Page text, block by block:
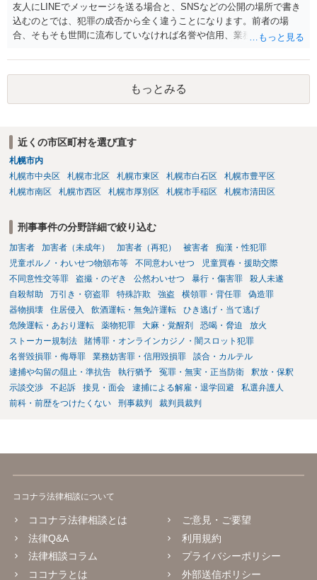
丈夫ですから，今後，同じような不安に襲われることがないように気
をつけてくださいね。それが一番大事です。
友人にLINEでメッセージを送る場合と、SNSなどの公開の場所で書き
込むのとでは、犯罪の成否から全く違うことになります。前者の場
合、そもそも世間に流布していなければ名誉や信用、業務にかかる犯
もっとみる
近くの市区町村を選び直す
札幌市内
札幌市中央区
札幌市北区 札幌市東区 札幌市白石区
札幌市豊平区
札幌市南区
札幌市西区 札幌市厚別区 札幌市手稲区 札幌市清田区
刑事事件の分野詳細で絞り込む
加害者 加害者（未成年） 加害者（再犯） 被害者
痴漢・性犯罪
児童ポルノ・わいせつ物頒布等
不同意わいせつ
児童買春・援助交際
不同意性交等罪
盗撮・のぞき 公然わいせつ 暴行・傷害罪
殺人未遂
自殺幇助
万引き・窃盗罪 特殊詐欺 強盗 横領罪・背任罪
偽造罪
器物損壊
住居侵入 飲酒運転・無免許運転
ひき逃げ・当て逃げ
危険運転・あおり運転
薬物犯罪 大麻・覚醒剤 恐喝・脅迫
放火
ストーカー規制法
賭博罪・オンラインカジノ・闇スロット犯罪
名誉毀損罪・侮辱罪
業務妨害罪・信用毀損罪
談合・カルテル
逮捕や勾留の阻止・準抗告
執行猶予 冤罪・無実・正当防衛
釈放・保釈
示談交渉
不起訴 接見・面会 逮捕による解雇・退学回避
私選弁護人
前科・前歴をつけたくない
刑事裁判 裁判員裁判
ココナラ法律相談について
ココナラ法律相談とは
法律Q&A
法律相談コラム
ココナラとは
ご意見・ご要望
利用規約
プライバシーポリシー
外部送信ポリシー